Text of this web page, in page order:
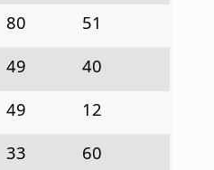
80
51
49
40
49
12
33
60